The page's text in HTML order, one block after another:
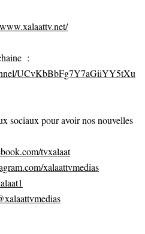
:
UCvKbBbFg7Y7aGiiYY5tXu
sociaux pour avoir nos nouvelles
tvxalaat
xalaattvmedias